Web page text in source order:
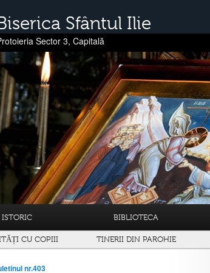
Sfântul Ilie
Sector 3, Capitală
ISTORIC BIBLIOTECA
CU COPIII TINERII DIN PAROHIE
nr.403